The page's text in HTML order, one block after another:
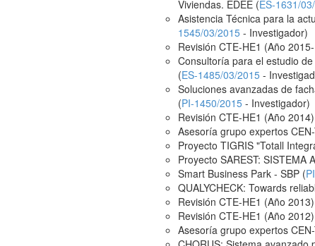
Viviendas. EDEE (ES-1631/
Asistencia Técnica para la
1545/03/2015 - Investigador)
Revisión CTE-HE1 (Año
Consultoría para el estudio
(ES-1485/03/2015 -
Soluciones avanzadas de
(PI-1450/2015 - Investigador)
Revisión CTE-HE1 (Año
Asesoría grupo expertos
Proyecto TIGRIS "Totall
Proyecto SAREST: SISTEMA
Smart Business Park - SBP (
QUALYCHECK: Towards
Revisión CTE-HE1 (Año
Revisión CTE-HE1 (Año
Asesoría grupo expertos